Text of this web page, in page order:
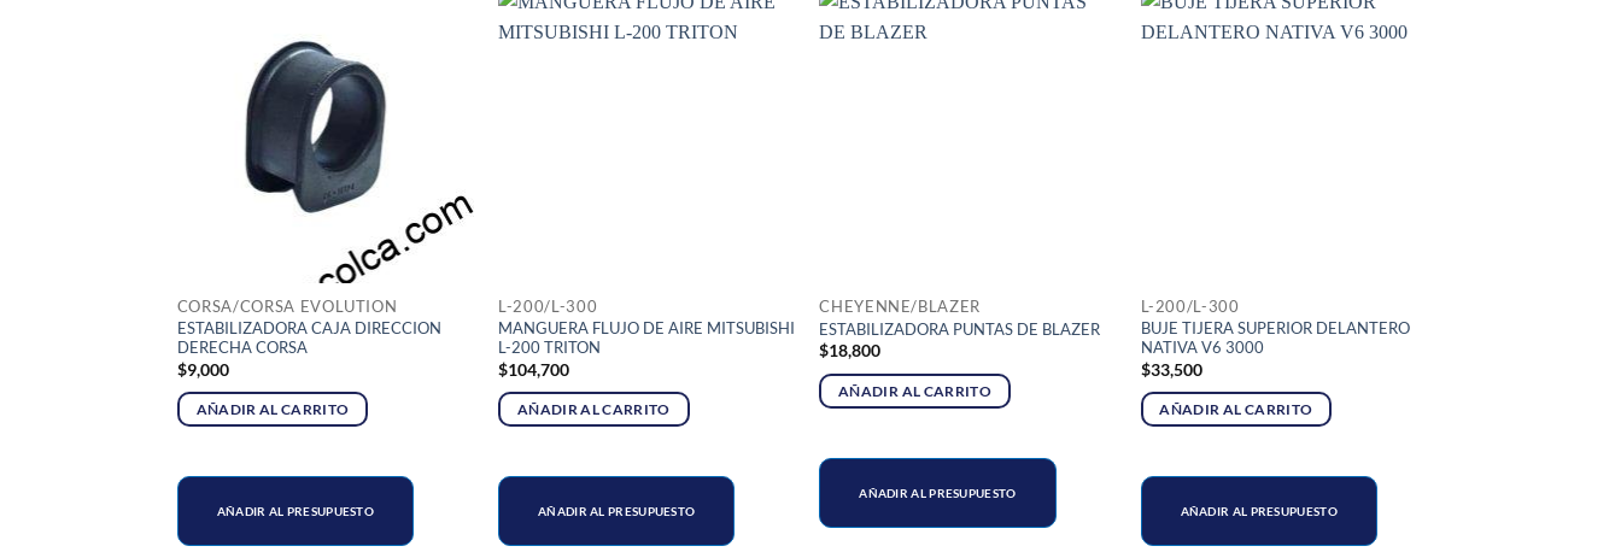
CORSA/CORSA EVOLUTION
ESTABILIZADORA CAJA DIRECCION
DERECHA CORSA
$9,000
AÑADIR AL CARRITO
AÑADIR AL PRESUPUESTO
L-200/L-300
MANGUERA FLUJO DE AIRE MITSUBISHI
L-200 TRITON
$104,700
AÑADIR AL CARRITO
AÑADIR AL PRESUPUESTO
CHEYENNE/BLAZER
ESTABILIZADORA PUNTAS DE BLAZER
$18,800
AÑADIR AL CARRITO
AÑADIR AL PRESUPUESTO
L-200/L-300
BUJE TIJERA SUPERIOR DELANTERO
NATIVA V6 3000
$33,500
AÑADIR AL CARRITO
AÑADIR AL PRESUPUESTO